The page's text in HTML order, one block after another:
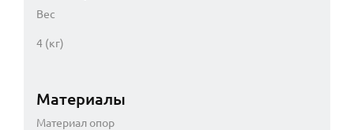
Вес
4 (кг)
Материалы
Материал опор